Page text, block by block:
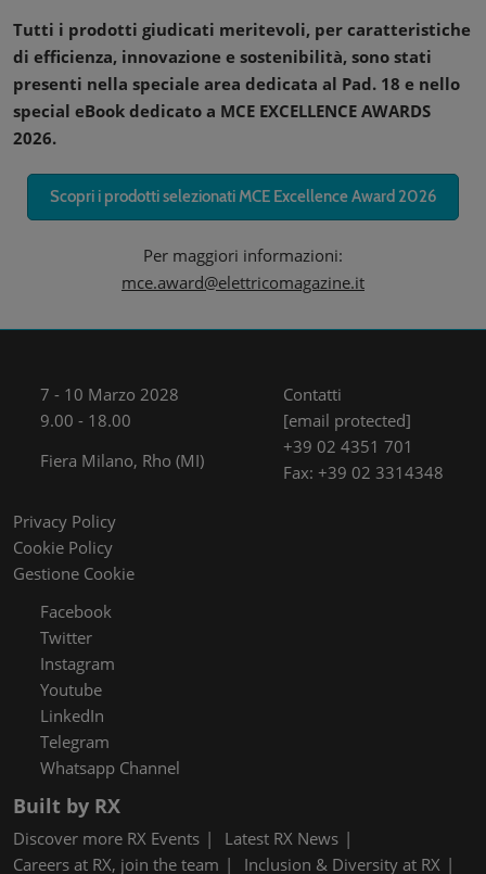
Tutti i prodotti giudicati meritevoli, per caratteristiche
di efficienza, innovazione e sostenibilità, sono stati
presenti nella speciale area dedicata al Pad. 18 e nello
special eBook dedicato a MCE EXCELLENCE AWARDS
2026.
Scopri i prodotti selezionati MCE Excellence Award 2026
Per maggiori informazioni:
mce.award@elettricomagazine.it
7 - 10 Marzo 2028
9.00 - 18.00
Fiera Milano, Rho (MI)
Contatti
[email protected]
+39 02 4351 701
Fax: +39 02 3314348
Privacy Policy
Cookie Policy
Gestione Cookie
Facebook
Twitter
Instagram
Youtube
LinkedIn
Telegram
Whatsapp Channel
Built by RX
Discover more RX Events
Latest RX News
Careers at RX, join the team
Inclusion & Diversity at RX